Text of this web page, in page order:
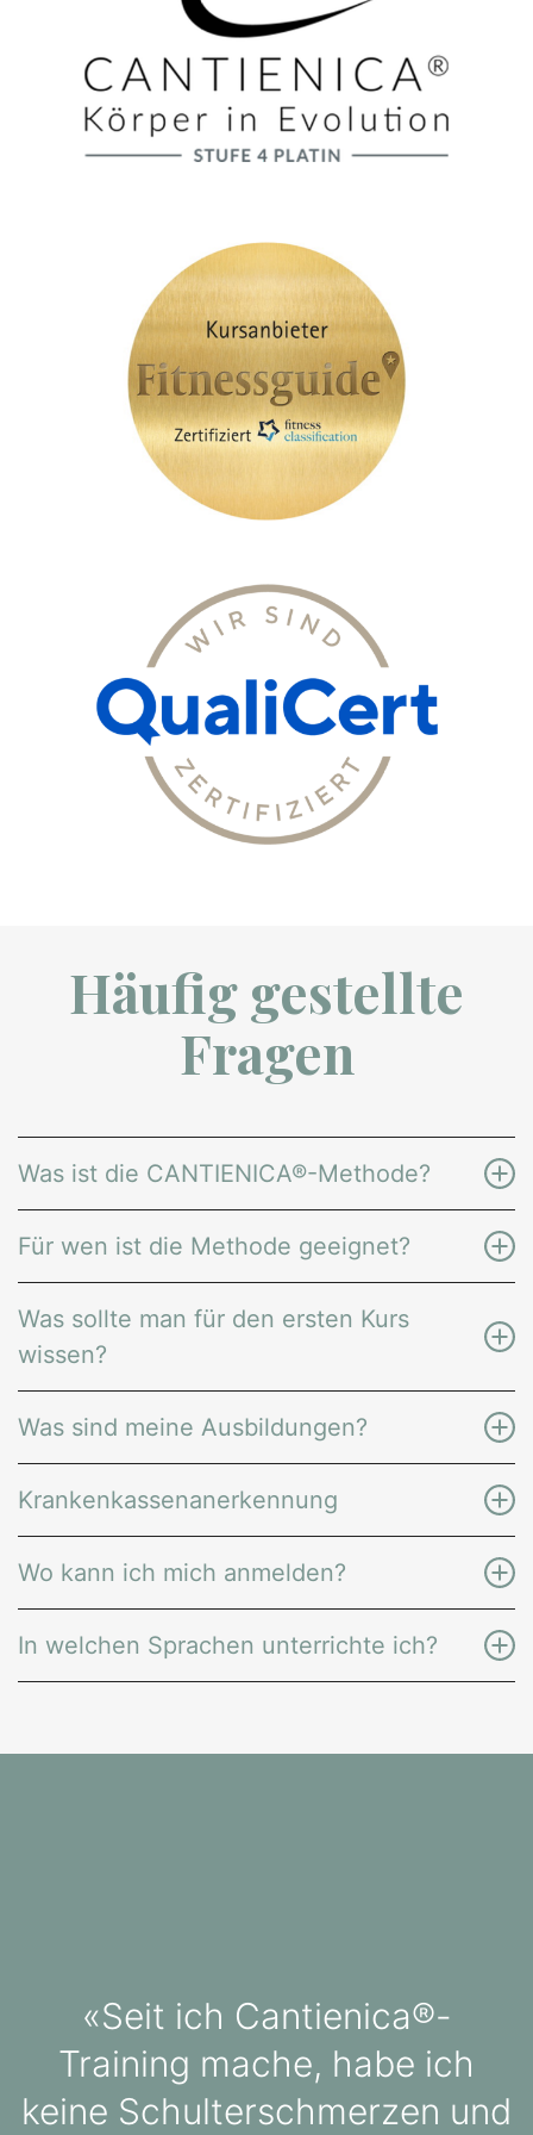
Häufig gestellte
Fragen
Was ist die CANTIENICA®-Methode?
Für wen ist die Methode geeignet?
Was sollte man für den ersten Kurs
wissen?
Was sind meine Ausbildungen?
Krankenkassenanerkennung
Wo kann ich mich anmelden?
In welchen Sprachen unterrichte ich?
«Seit ich Cantienica®-
Training mache, habe ich
keine Schulterschmerzen und